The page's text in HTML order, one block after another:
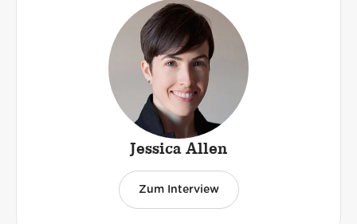
Jessica Allen
Zum Interview